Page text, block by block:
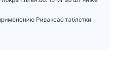
Риваксаб таблетки